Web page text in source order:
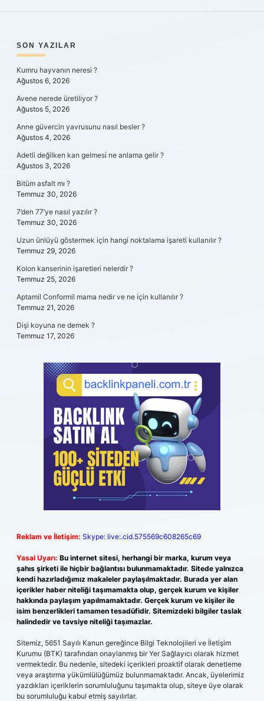
SIDEBAR
SON YAZILAR
Kumru hayvanın neresi ?
Ağustos 6, 2026
Avene nerede üretiliyor ?
Ağustos 5, 2026
Anne güvercin yavrusunu nasıl besler ?
Ağustos 4, 2026
Adetli değilken kan gelmesi ne anlama gelir ?
Ağustos 3, 2026
Bitüm asfalt mı ?
Temmuz 30, 2026
7’den 77’ye nasıl yazılır ?
Temmuz 30, 2026
Uzun ünlüyü göstermek için hangi noktalama işareti kullanılır ?
Temmuz 29, 2026
Kolon kanserinin işaretleri nelerdir ?
Temmuz 25, 2026
Aptamil Conformil mama nedir ve ne için kullanılır ?
Temmuz 21, 2026
Dişi koyuna ne demek ?
Temmuz 17, 2026
Reklam ve İletişim: Skype: live:.cid.575569c608265c69
Yasal Uyarı: Bu internet sitesi, herhangi bir marka, kurum veya
şahıs şirketi ile hiçbir bağlantısı bulunmamaktadır. Sitede yalnızca
kendi hazırladığımız makaleler paylaşılmaktadır. Burada yer alan
içerikler haber niteliği taşımamakta olup, gerçek kurum ve kişiler
hakkında paylaşım yapılmamaktadır. Gerçek kurum ve kişiler ile
isim benzerlikleri tamamen tesadüfidir. Sitemizdeki bilgiler taslak
halindedir ve tavsiye niteliği taşımazlar.
Sitemiz, 5651 Sayılı Kanun gereğince Bilgi Teknolojileri ve İletişim
Kurumu (BTK) tarafından onaylanmış bir Yer Sağlayıcı olarak hizmet
vermektedir. Bu nedenle, sitedeki içerikleri proaktif olarak denetleme
veya araştırma yükümlülüğümüz bulunmamaktadır. Ancak, üyelerimiz
yazdıkları içeriklerin sorumluluğunu taşımakta olup, siteye üye olarak
bu sorumluluğu kabul etmiş sayılırlar.